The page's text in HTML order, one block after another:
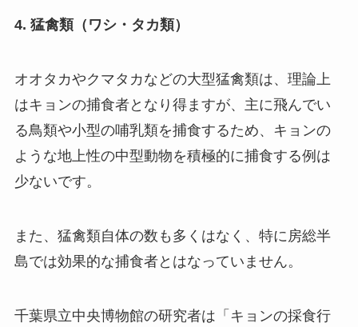
4. 猛禽類（ワシ・タカ類）
オオタカやクマタカなどの大型猛禽類は、理論上
はキョンの捕食者となり得ますが、主に飛んでい
る鳥類や小型の哺乳類を捕食するため、キョンの
ような地上性の中型動物を積極的に捕食する例は
少ないです。
また、猛禽類自体の数も多くはなく、特に房総半
島では効果的な捕食者とはなっていません。
千葉県立中央博物館の研究者は「キョンの採食行